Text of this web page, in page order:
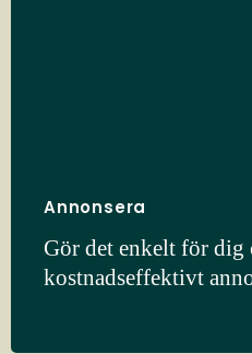
Annonsera
Gör det enkelt för
kostnadseffektivt